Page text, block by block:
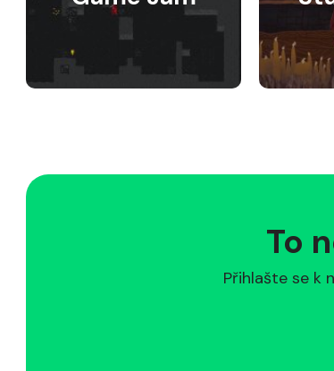
To
Přihlašte se k